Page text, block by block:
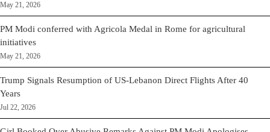
May 21, 2026
PM Modi conferred with Agricola Medal in Rome for agricultural
initiatives
May 21, 2026
Trump Signals Resumption of US-Lebanon Direct Flights After 40
Years
Jul 22, 2026